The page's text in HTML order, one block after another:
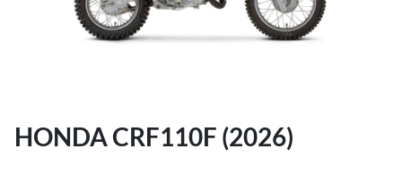
HONDA CRF110F (2026)